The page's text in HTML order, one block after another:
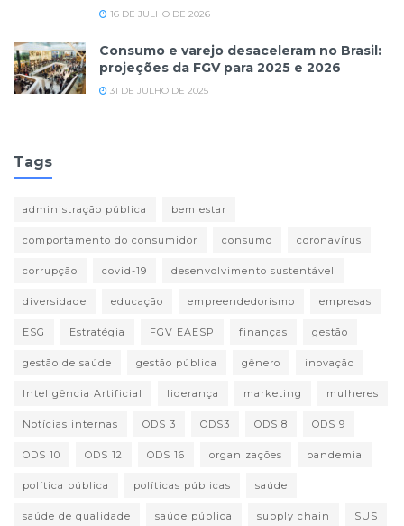
16 DE JULHO DE 2026
Consumo e varejo desaceleram no Brasil:
projeções da FGV para 2025 e 2026
31 DE JULHO DE 2025
Tags
administração pública bem estar
comportamento do consumidor consumo coronavírus
corrupção covid-19 desenvolvimento sustentável
diversidade educação empreendedorismo empresas
ESG Estratégia FGV EAESP finanças gestão
gestão de saúde gestão pública gênero inovação
Inteligência Artificial liderança marketing mulheres
Notícias internas ODS 3 ODS3 ODS 8 ODS 9
ODS 10 ODS 12 ODS 16 organizações pandemia
política pública políticas públicas saúde
saúde de qualidade saúde pública supply chain SUS